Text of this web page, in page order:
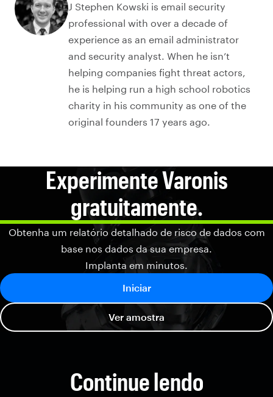
J Stephen Kowski is email security
professional with over a decade of
experience as an email administrator
and security analyst. When he isn’t
helping companies fight threat actors,
he is helping run a high school robotics
charity in his community as one of the
original founders 17 years ago.
Experimente Varonis
gratuitamente.
Obtenha um relatório detalhado de risco de dados com
base nos dados da sua empresa.
Implanta em minutos.
Iniciar
Ver amostra
Continue lendo